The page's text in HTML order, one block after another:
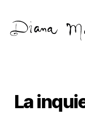
La